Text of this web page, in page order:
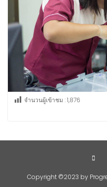
จำนวนผู้เข้าชม :1,876
Copyright ©2023 by